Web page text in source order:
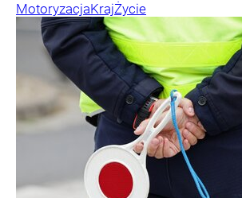
MotoryzacjaKrajŻycie